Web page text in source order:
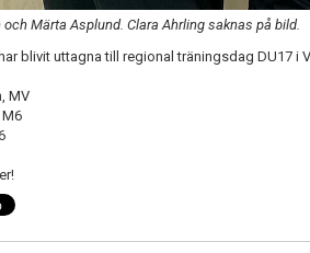
Märta Asplund. Clara Ahrling saknas på bild.
blivit uttagna till regional träningsdag DU17 i
MV